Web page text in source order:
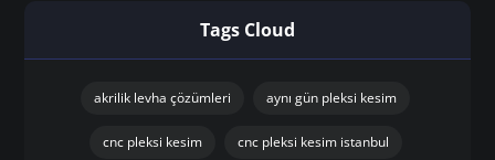
Tags Cloud
akrilik levha çözümleri aynı gün pleksi kesim
cnc pleksi kesim cnc pleksi kesim istanbul